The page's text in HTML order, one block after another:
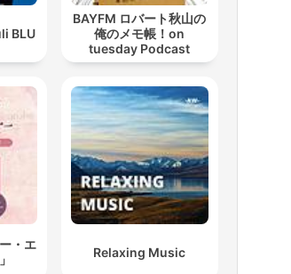
BLU
BAYFM ロバート秋山の
俺のメモ帳！on
tuesday Podcast
・エ
Relaxing Music